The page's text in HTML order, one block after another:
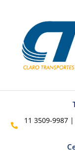
11 3509-9987